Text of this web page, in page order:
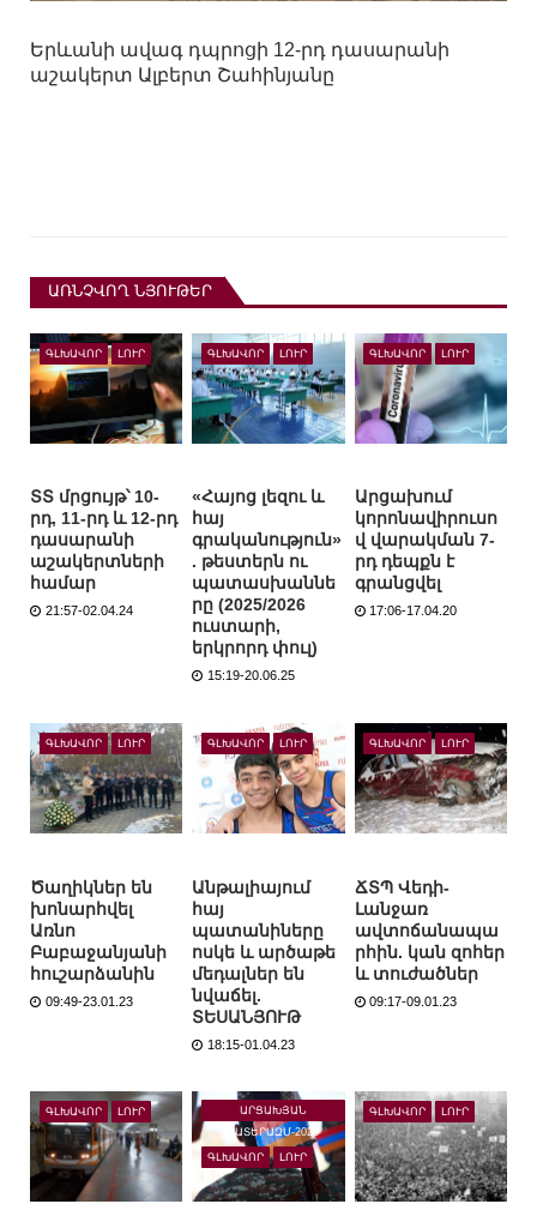
Երևանի ավագ դպրոցի 12-րդ դասարանի
աշակերտ Ալբերտ Շահինյանը
ԱՌՆՉՎՈՂ ՆՅՈՒԹԵՐ
ԳԼԽԱՎՈՐ ԼՈՒՐ
ՏՏ մրցույթ՝ 10-
րդ, 11-րդ և 12-րդ
դասարանի
աշակերտների
համար
21:57-02.04.24
ԳԼԽԱՎՈՐ ԼՈՒՐ
«Հայոց լեզու և
հայ
գրականություն»
. թեստերն ու
պատասխաննե
րը (2025/2026
ուստարի,
երկրորդ փուլ)
15:19-20.06.25
ԳԼԽԱՎՈՐ ԼՈՒՐ
Արցախում
կորոնավիրուսո
վ վարակման 7-
րդ դեպքն է
գրանցվել
17:06-17.04.20
ԳԼԽԱՎՈՐ ԼՈՒՐ
Ծաղիկներ են
խոնարհվել
Առնո
Բաբաջանյանի
հուշարձանին
09:49-23.01.23
ԳԼԽԱՎՈՐ ԼՈՒՐ
Անթալիայում
հայ
պատանիները
ոսկե և արծաթե
մեդալներ են
նվաճել.
ՏԵՍԱՆՅՈՒԹ
18:15-01.04.23
ԳԼԽԱՎՈՐ ԼՈՒՐ
ՃՏՊ Վեդի-
Լանջառ
ավտոճանապա
րհին. կան զոհեր
և տուժածներ
09:17-09.01.23
ԳԼԽԱՎՈՐ ԼՈՒՐ
ԱՐՑԱԽՅԱՆ
ՊԱՏԵՐԱԶՄ-2020
ԳԼԽԱՎՈՐ ԼՈՒՐ
ԳԼԽԱՎՈՐ ԼՈՒՐ